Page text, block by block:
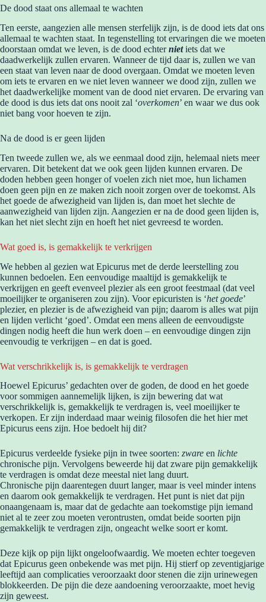
De dood staat ons allemaal te wachten
Ten eerste, aangezien alle mensen sterfelijk zijn, is de dood iets dat ons
allemaal te wachten staat. In tegenstelling tot ervaringen die we moeten
doorstaan omdat we leven, is de dood echternietiets dat we
daadwerkelijk zullen ervaren. Wanneer de tijd daar is, zullen we van
een staat van leven naar de dood overgaan. Omdat we moeten leven
om iets te ervaren en we niet leven wanneer we dood zijn, zullen we
het daadwerkelijke moment van de dood niet ervaren. De ervaring van
de dood is dus iets dat ons nooit zal ‘overkomen’ en waar we dus ook
niet bang voor hoeven te zijn.
Na de dood is er geen lijden
Ten tweede zullen we, als we eenmaal dood zijn, helemaal niets meer
ervaren. Dit betekent dat we ook geen lijden kunnen ervaren. De
doden hebben geen honger of voelen zich niet moe, hun lichamen
doen geen pijn en ze maken zich nooit zorgen over de toekomst. Als
het goede de afwezigheid van lijden is, dan moet het slechte de
aanwezigheid van lijden zijn. Aangezien er na de dood geen lijden is,
kan het niet slecht zijn en hoeft het niet gevreesd te worden.
Wat goed is, is gemakkelijk te verkrijgen
We hebben al gezien wat Epicurus met de derde leerstelling zou
kunnen bedoelen. Een eenvoudige maaltijd is gemakkelijk te
verkrijgen en geeft evenveel plezier als een groot feestmaal (dat veel
moeilijker te organiseren zou zijn). Voor epicuristen is ‘het goede’
plezier, en plezier is de afwezigheid van pijn; daarom is alles wat pijn
en lijden verlicht ‘goed’. Omdat een mens alleen de eenvoudigste
dingen nodig heeft die hun werk doen – en eenvoudige dingen zijn
eenvoudig te verkrijgen – en dat is goed.
Wat verschrikkelijk is, is gemakkelijk te verdragen
Hoewel Epicurus’ gedachten over de goden, de dood en het goede
voor sommigen aannemelijk lijken, is zijn bewering dat wat
verschrikkelijk is, gemakkelijk te verdragen is, veel moeilijker te
verkopen. Er zijn inderdaad maar weinig filosofen die het hier met
Epicurus eens zijn. Hoe bedoelt hij dit?
Epicurus verdeelde fysieke pijn in twee soorten: zware en lichte
chronische pijn. Vervolgens beweerde hij dat zware pijn gemakkelijk
te verdragen is omdat deze meestal niet lang duurt.
Chronische pijn daarentegen duurt langer, maar is veel minder intens
en daarom ook gemakkelijk te verdragen. Het punt is niet dat pijn
onaangenaam is, maar dat de gedachte aan toekomstige pijn iemand
niet al te zeer zou moeten verontrusten, omdat beide soorten pijn
gemakkelijk te verdragen zijn, ongeacht welke soort er komt.
Deze kijk op pijn lijkt ongeloofwaardig. We moeten echter toegeven
dat Epicurus geen onbekende was met pijn. Hij stierf op zeventigjarige
leeftijd aan complicaties veroorzaakt door stenen die zijn urinewegen
blokkeerden. De pijn die deze aandoening veroorzaakte, moet hevig
zijn geweest.